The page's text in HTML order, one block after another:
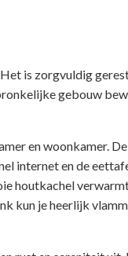
is zorgvuldig
gebouw
en woonkamer.
internet en de
houtkachel
kun je heerlijk